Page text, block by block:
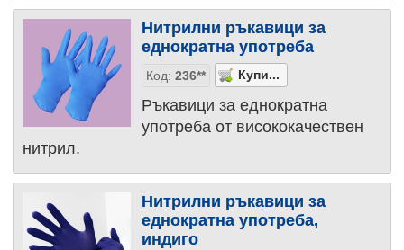
Нитрилни ръкавици за
еднократна употреба
Код: 236**
Ръкавици за еднократна
употреба от висококачествен
нитрил.
Нитрилни ръкавици за
еднократна употреба,
индиго